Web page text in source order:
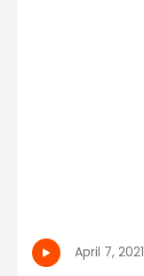
April 7, 2021